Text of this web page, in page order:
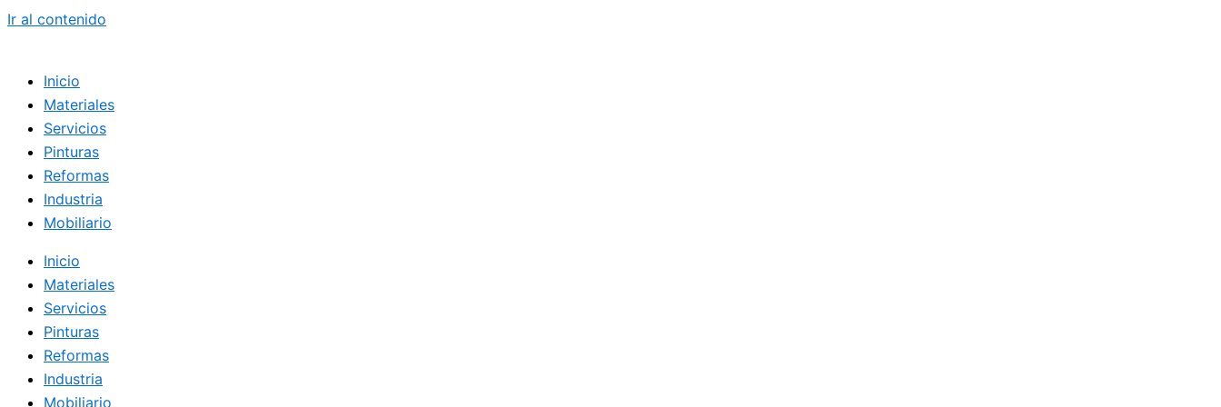
Ir al contenido
Inicio
Materiales
Servicios
Pinturas
Reformas
Industria
Mobiliario
Inicio
Materiales
Servicios
Pinturas
Reformas
Industria
Mobiliario